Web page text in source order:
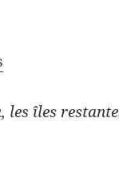
les îles